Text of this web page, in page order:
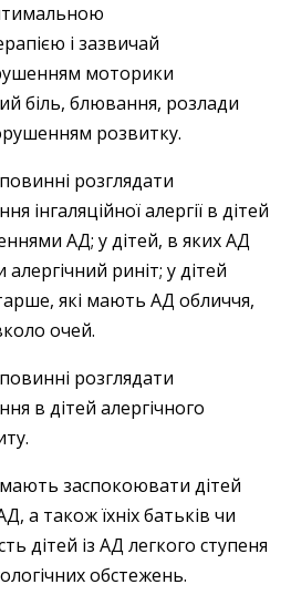
і зазвичай
моторики
біль, блювання, розлади
розвитку.
розглядати
інгаляційної алергії в дітей
АД; у дітей, в яких АД
риніт; у дітей
які мають АД обличчя,
очей.
розглядати
в дітей алергічного
заспокоювати дітей
а також їхніх батьків чи
дітей із АД легкого ступеня
обстежень.